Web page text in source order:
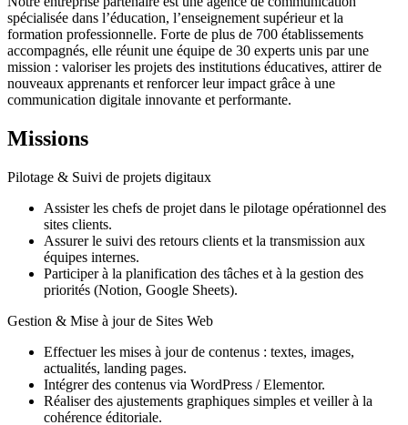
spécialisée dans l’éducation, l’enseignement supérieur et la
formation professionnelle. Forte de plus de 700 établissements
accompagnés, elle réunit une équipe de 30 experts unis par une
mission : valoriser les projets des institutions éducatives, attirer de
nouveaux apprenants et renforcer leur impact grâce à une
communication digitale innovante et performante.
Missions
Pilotage & Suivi de projets digitaux
Assister les chefs de projet dans le pilotage opérationnel des
sites clients.
Assurer le suivi des retours clients et la transmission aux
équipes internes.
Participer à la planification des tâches et à la gestion des
priorités (Notion, Google Sheets).
Gestion & Mise à jour de Sites Web
Effectuer les mises à jour de contenus : textes, images,
actualités, landing pages.
Intégrer des contenus via WordPress / Elementor.
Réaliser des ajustements graphiques simples et veiller à la
cohérence éditoriale.